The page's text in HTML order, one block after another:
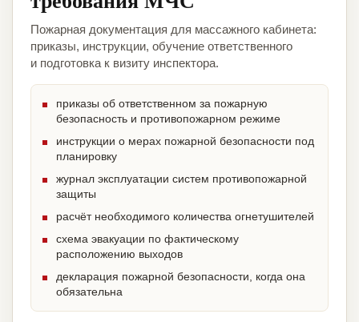
Пожарная документация для массажного кабинета:
приказы, инструкции, обучение ответственного
и подготовка к визиту инспектора.
приказы об ответственном за пожарную
безопасность и противопожарном режиме
инструкции о мерах пожарной безопасности под
планировку
журнал эксплуатации систем противопожарной
защиты
расчёт необходимого количества огнетушителей
схема эвакуации по фактическому
расположению выходов
декларация пожарной безопасности, когда она
обязательна